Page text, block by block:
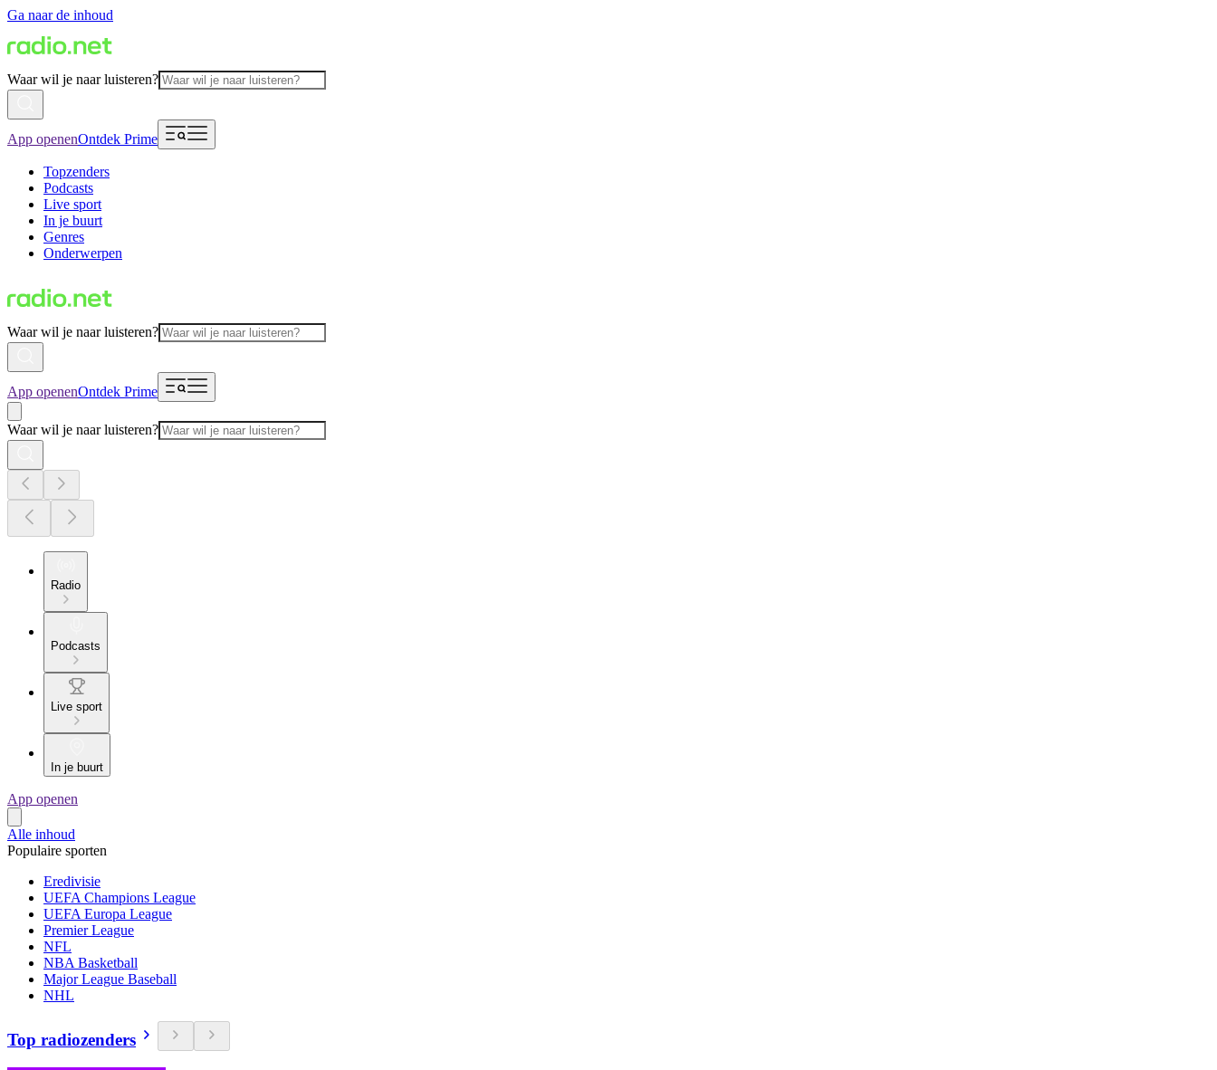
Ga naar de inhoud
Waar wil je naar luisteren?
App openenOntdek Prime
Topzenders
Podcasts
Live sport
In je buurt
Genres
Onderwerpen
Waar wil je naar luisteren?
App openenOntdek Prime
Waar wil je naar luisteren?
Radio
Podcasts
Live sport
In je buurt
App openen
Alle inhoud
Populaire sporten
Eredivisie
UEFA Champions League
UEFA Europa League
Premier League
NFL
NBA Basketball
Major League Baseball
NHL
Top radiozenders